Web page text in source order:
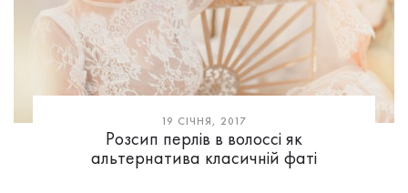
19 СІЧНЯ, 2017
Розсип перлів в волоссі як
альтернатива класичній фаті